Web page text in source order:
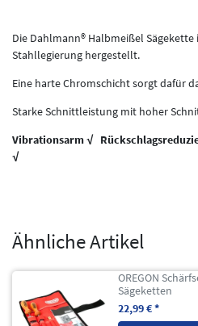
Die Dahlmann® Halbmeißel
Stahllegierung hergestellt.
Eine harte Chromschicht sorgt dafür
Starke Schnittleistung mit hoher
Vibrationsarm √
√
Ähnliche Artikel
OREGON
Sägeketten
22,99 € *